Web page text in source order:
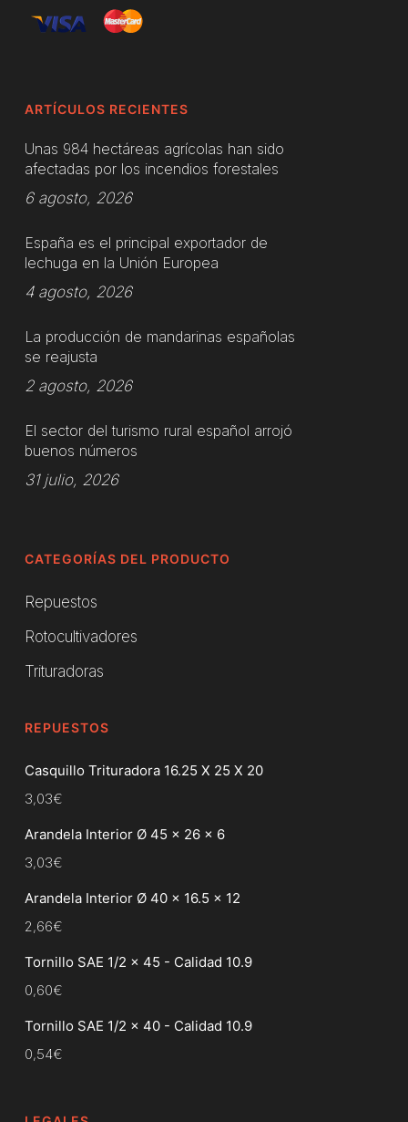
ARTÍCULOS RECIENTES
Unas 984 hectáreas agrícolas han sido
afectadas por los incendios forestales
6 agosto, 2026
España es el principal exportador de
lechuga en la Unión Europea
4 agosto, 2026
La producción de mandarinas españolas
se reajusta
2 agosto, 2026
El sector del turismo rural español arrojó
buenos números
31 julio, 2026
CATEGORÍAS DEL PRODUCTO
Repuestos
Rotocultivadores
Trituradoras
REPUESTOS
Casquillo Trituradora 16.25 X 25 X 20
3,03€
Arandela Interior Ø 45 x 26 x 6
3,03€
Arandela Interior Ø 40 x 16.5 x 12
2,66€
Tornillo SAE 1/2 x 45 - Calidad 10.9
0,60€
Tornillo SAE 1/2 x 40 - Calidad 10.9
0,54€